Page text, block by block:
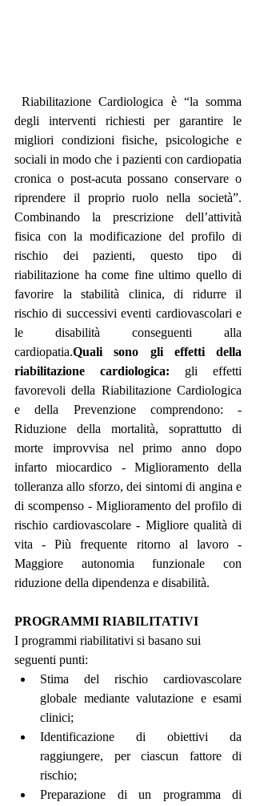
Riabilitazione Cardiologica è “la somma
degli interventi richiesti per garantire le
migliori condizioni fisiche, psicologiche e
sociali in modo che i pazienti con cardiopatia
cronica o post-acuta possano conservare o
riprendere il proprio ruolo nella società”.
Combinando la prescrizione dell’attività
fisica con la modificazione del profilo di
rischio dei pazienti, questo tipo di
riabilitazione ha come fine ultimo quello di
favorire la stabilità clinica, di ridurre il
rischio di successivi eventi cardiovascolari e
le disabilità conseguenti alla
cardiopatia.Quali sono gli effetti della
riabilitazione cardiologica: gli effetti
favorevoli della Riabilitazione Cardiologica
e della Prevenzione comprendono: -
Riduzione della mortalità, soprattutto di
morte improvvisa nel primo anno dopo
infarto miocardico - Miglioramento della
tolleranza allo sforzo, dei sintomi di angina e
di scompenso - Miglioramento del profilo di
rischio cardiovascolare - Migliore qualità di
vita - Più frequente ritorno al lavoro -
Maggiore autonomia funzionale con
riduzione della dipendenza e disabilità.
PROGRAMMI RIABILITATIVI
I programmi riabilitativi si basano sui
seguenti punti:
Stima del rischio cardiovascolare
globale mediante valutazione e esami
clinici;
Identificazione di obiettivi da
raggiungere, per ciascun fattore di
rischio;
Preparazione di un programma di